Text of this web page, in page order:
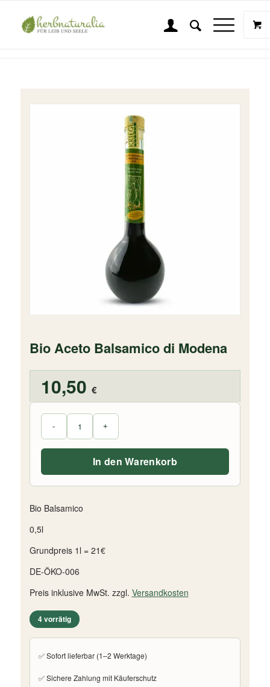
Shop
Sie sind hier: Startseite Kriegl Gourmet Essige
Bio Aceto Balsamico di Modena
10,50 €
Bio Balsamico
0,5l
Grundpreis 1l = 21€
DE-ÖKO-006
Preis inklusive MwSt. zzgl. Versandkosten
4 vorrätig
✅ Sofort lieferbar (1–2 Werktage)
✅ Sichere Zahlung mit Käuferschutz
In den Warenkorb